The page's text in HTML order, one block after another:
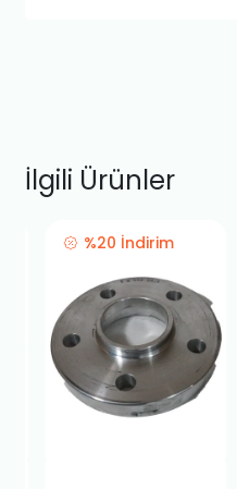
İlgili Ürünler
%20 İndirim